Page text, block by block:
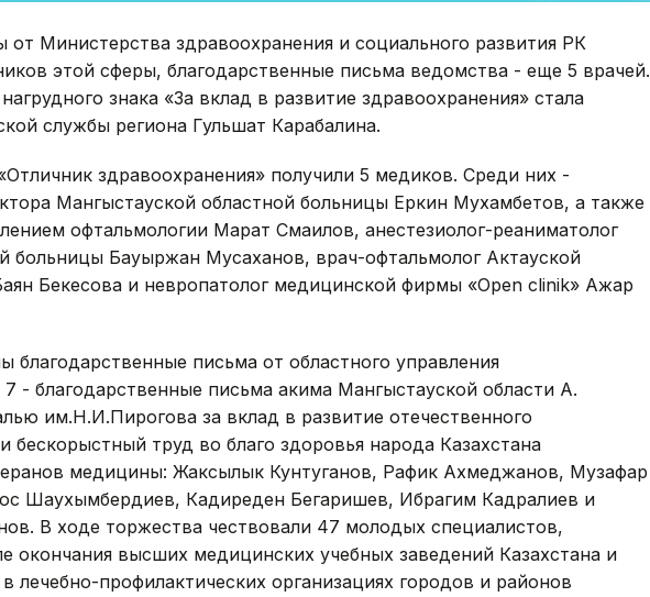
от Министерства здравоохранения и социального развития РК
этой сферы, благодарственные письма ведомства - еще 5 врачей.
знака «За вклад в развитие здравоохранения» стала
службы региона Гульшат Карабалина.
здравоохранения» получили 5 медиков. Среди них -
Мангыстауской областной больницы Еркин Мухамбетов, а также
офтальмологии Марат Смаилов, анестезиолог-реаниматолог
больницы Бауыржан Мусаханов, врач-офтальмолог Актауской
Бекесова и невропатолог медицинской фирмы «Open clinik» Ажар
благодарственные письма от областного управления
- благодарственные письма акима Мангыстауской области А.
им.Н.И.Пирогова за вклад в развитие отечественного
бескорыстный труд во благо здоровья народа Казахстана
медицины: Жаксылык Кунтуганов, Рафик Ахмеджанов, Музафар
Шаухымбердиев, Кадиреден Бегаришев, Ибрагим Кадралиев и
В ходе торжества чествовали 47 молодых специалистов,
окончания высших медицинских учебных заведений Казахстана и
лечебно-профилактических организациях городов и районов